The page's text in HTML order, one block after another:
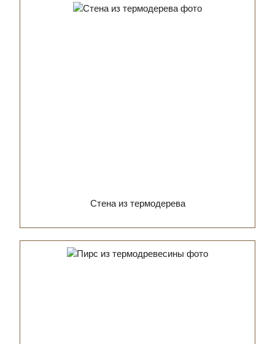
Стена из термодерева